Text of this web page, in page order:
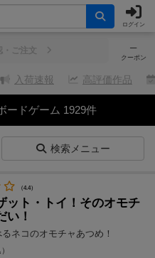
ログイン
─
クーポン
・ご注文
入荷速報 高評価作品
ードゲーム 1929件
検索メニュー
（4.4）
ット・トイ！そのオモチ
い！
ネコのオモチャあつめ！